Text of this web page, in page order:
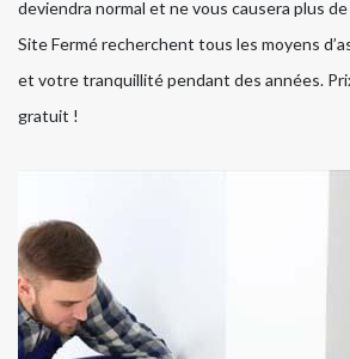
deviendra normal et ne vous causera plus
Site Fermé recherchent tous les moyens
et votre tranquillité pendant des années.
gratuit !